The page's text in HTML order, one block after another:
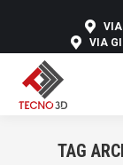
VIA
VIA
TAG